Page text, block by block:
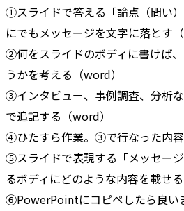
①スライドで答える「論点（問い
にでもメッセージを文字に落とす（
②何をスライドのボディに書けば
うかを考える（word）
③インタビュー、事例調査、分析
で追記する（word）
④ひたすら作業。③で行なった内容
⑤スライドで表現する「メッセー
るボディにどのような内容を載せ
⑥PowerPointにコピペしたら良い